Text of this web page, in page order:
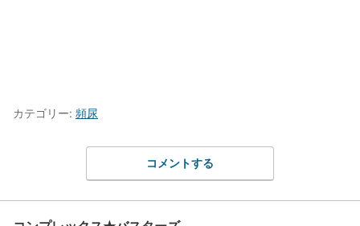
カテゴリー: 頻尿
コメントする